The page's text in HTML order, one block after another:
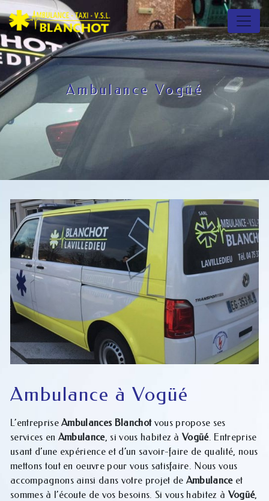
Panneau de gestion des cookies
Ambulance Vogüé
Ambulance à Vogüé
L’entrepriseAmbulances Blanchotvous propose ses
services en Ambulance, si vous habitez àVogüé. Entreprise
usant d’une expérience et d’un savoir-faire de qualité, nous
mettons tout en oeuvre pour vous satisfaire. Nous vous
accompagnons ainsi dans votre projet de Ambulanceet
sommes à l’écoute de vos besoins. Si vous habitez à Vogüé,